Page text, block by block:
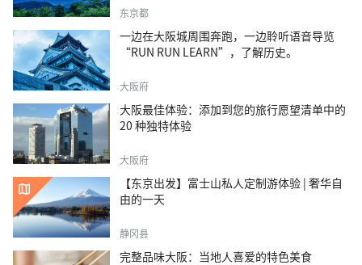
东京都
一边在大阪城周围奔跑，一边聆听语音导览
“RUN RUN LEARN”，了解历史。
大阪府
大阪最佳体验：添加到您的旅行愿望清单中的
20 种独特体验
大阪府
【东京出发】富士山私人定制游体验 | 奢华自
由的一天
静冈县
完整品味大阪：当地人喜爱的特色美食